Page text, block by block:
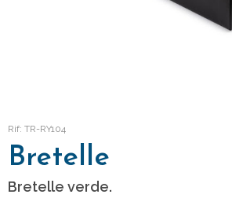
Rif: TR-RY104
Bretelle
Bretelle verde.